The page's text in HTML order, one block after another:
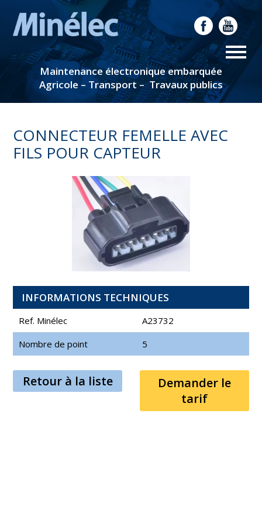
Maintenance électronique embarquée
Agricole – Transport – Travaux publics
CONNECTEUR FEMELLE AVEC
FILS POUR CAPTEUR
INFORMATIONS TECHNIQUES
Ref. Minélec
A23732
Nombre de point
5
Retour à la liste
Demander le
tarif